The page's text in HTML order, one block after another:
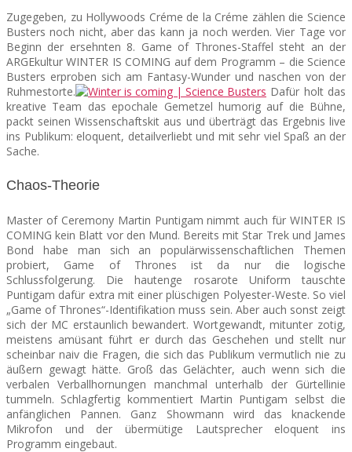
Zugegeben, zu Hollywoods Créme de la Créme zählen die Science
Busters noch nicht, aber das kann ja noch werden. Vier Tage vor
Beginn der ersehnten 8. Game of Thrones-Staffel steht an der
ARGEkultur WINTER IS COMING auf dem Programm – die Science
Busters erproben sich am Fantasy-Wunder und naschen von der
Ruhmestorte.
Dafür holt das
kreative Team das epochale Gemetzel humorig auf die Bühne,
packt seinen Wissenschaftskit aus und überträgt das Ergebnis live
ins Publikum: eloquent, detailverliebt und mit sehr viel Spaß an der
Sache.
Chaos-Theorie
Master of Ceremony Martin Puntigam nimmt auch für WINTER IS
COMING kein Blatt vor den Mund. Bereits mit Star Trek und James
Bond habe man sich an populärwissenschaftlichen Themen
probiert, Game of Thrones ist da nur die logische
Schlussfolgerung. Die hautenge rosarote Uniform tauschte
Puntigam dafür extra mit einer plüschigen Polyester-Weste. So viel
„Game of Thrones“-Identifikation muss sein. Aber auch sonst zeigt
sich der MC erstaunlich bewandert. Wortgewandt, mitunter zotig,
meistens amüsant führt er durch das Geschehen und stellt nur
scheinbar naiv die Fragen, die sich das Publikum vermutlich nie zu
äußern gewagt hätte. Groß das Gelächter, auch wenn sich die
verbalen Verballhornungen manchmal unterhalb der Gürtellinie
tummeln. Schlagfertig kommentiert Martin Puntigam selbst die
anfänglichen Pannen. Ganz Showmann wird das knackende
Mikrofon und der übermütige Lautsprecher eloquent ins
Programm eingebaut.